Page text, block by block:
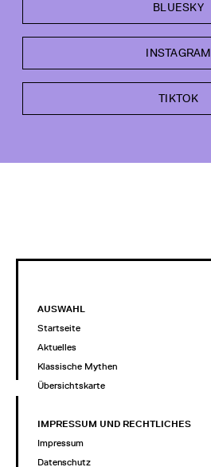
BLUESKY
INSTAGRAM
TIKTOK
AUSWAHL
Startseite
Aktuelles
Klassische Mythen
Übersichtskarte
IMPRESSUM UND RECHTLICHES
Impressum
Datenschutz